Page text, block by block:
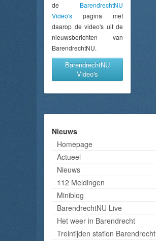
de BarendrechtNU
Video's pagina met
daarop de video's uit de
nieuwsberichten van
BarendrechtNU.
BarendrechtNU
Video's
Nieuws
Homepage
Actueel
Nieuws
112 Meldingen
Miniblog
BarendrechtNU Live
Het weer in Barendrecht
Treintijden station Barendrecht